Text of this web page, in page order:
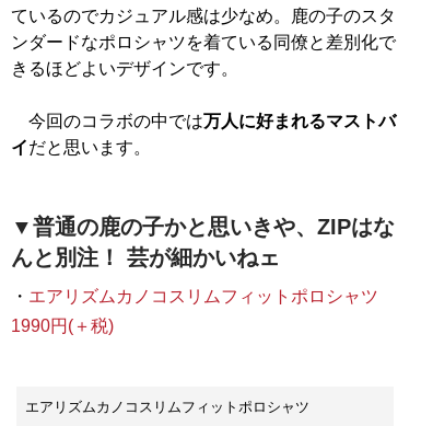
ているのでカジュアル感は少なめ。鹿の子のスタ
ンダードなポロシャツを着ている同僚と差別化で
きるほどよいデザインです。
今回のコラボの中では万人に好まれるマストバ
イだと思います。
▼普通の鹿の子かと思いきや、ZIPはな
んと別注！ 芸が細かいねェ
・ エアリズムカノコスリムフィットポロシャツ
1990円(＋税)
エアリズムカノコスリムフィットポロシャツ